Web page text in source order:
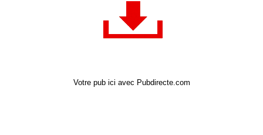
Votre pub ici avec Pubdirecte.com